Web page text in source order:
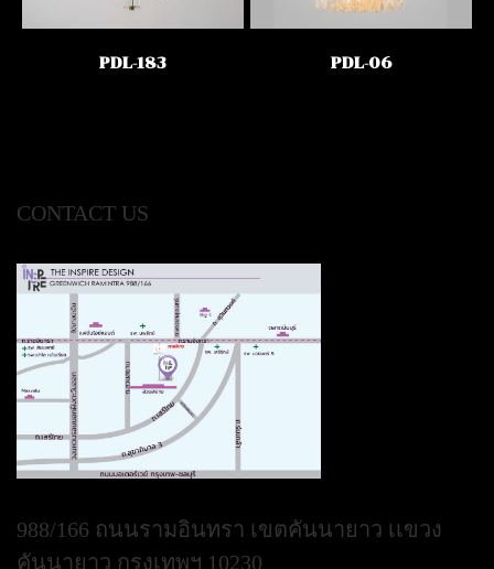
PDL-183 PDL-06
CONTACT US
988/166 ถนนรามอินทรา เขตคันนายาว เเขวง
คันนายาว กรุงเทพฯ 10230